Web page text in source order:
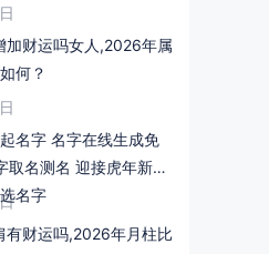
加财运吗女人,2026年属
何？
名字 名字在线生成免
取名测名 迎接虎年新
名字
有财运吗,2026年月柱比